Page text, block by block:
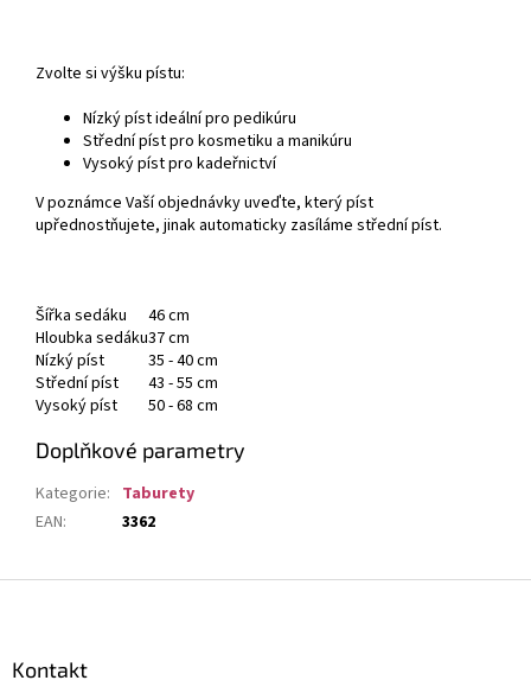
Zvolte si výšku pístu:
Nízký píst ideální pro pedikúru
Střední píst pro kosmetiku a manikúru
Vysoký píst pro kadeřnictví
V poznámce Vaší objednávky uveďte, který píst
upřednostňujete, jinak automaticky zasíláme střední píst.
Šířka sedáku
46 cm
Hloubka sedáku37 cm
Nízký píst
35 - 40 cm
Střední píst
43 - 55 cm
Vysoký píst
50 - 68 cm
Doplňkové parametry
Kategorie: Taburety
EAN: 3362
Kontakt